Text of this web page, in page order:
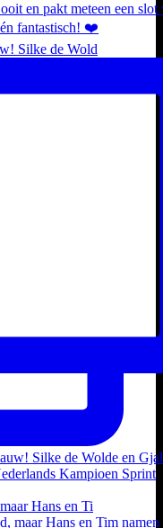
Silke de Wold
Hans en Ti